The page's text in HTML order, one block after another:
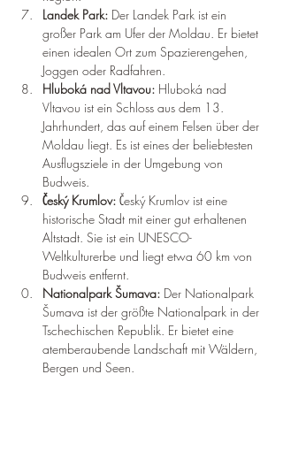
Landek Park: Der Landek Park ist ein
großer Park am Ufer der Moldau. Er bietet
einen idealen Ort zum Spazierengehen,
Joggen oder Radfahren.
Hluboká nad Vltavou: Hluboká nad
Vltavou ist ein Schloss aus dem 13.
Jahrhundert, das auf einem Felsen über der
Moldau liegt. Es ist eines der beliebtesten
Ausflugsziele in der Umgebung von
Budweis.
Český Krumlov: Český Krumlov ist eine
historische Stadt mit einer gut erhaltenen
Altstadt. Sie ist ein UNESCO-
Weltkulturerbe und liegt etwa 60 km von
Budweis entfernt.
Nationalpark Šumava: Der Nationalpark
Šumava ist der größte Nationalpark in der
Tschechischen Republik. Er bietet eine
atemberaubende Landschaft mit Wäldern,
Bergen und Seen.